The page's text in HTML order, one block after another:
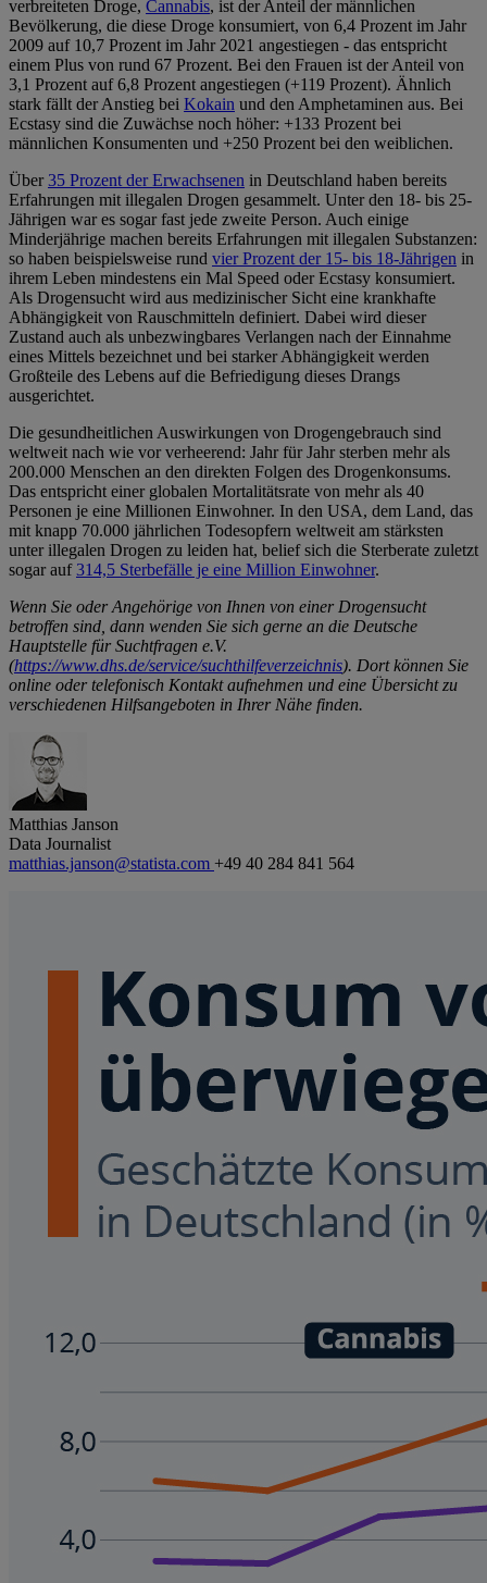
verbreiteten Droge, Cannabis, ist der Anteil der männlichen
Bevölkerung, die diese Droge konsumiert, von 6,4 Prozent im Jahr
2009 auf 10,7 Prozent im Jahr 2021 angestiegen - das entspricht
einem Plus von rund 67 Prozent. Bei den Frauen ist der Anteil von
3,1 Prozent auf 6,8 Prozent angestiegen (+119 Prozent). Ähnlich
stark fällt der Anstieg bei Kokain und den Amphetaminen aus. Bei
Ecstasy sind die Zuwächse noch höher: +133 Prozent bei
männlichen Konsumenten und +250 Prozent bei den weiblichen.
Über35 Prozent der Erwachsenen in Deutschland haben bereits
Erfahrungen mit illegalen Drogen gesammelt. Unter den 18- bis 25-
Jährigen war es sogar fast jede zweite Person. Auch einige
Minderjährige machen bereits Erfahrungen mit illegalen Substanzen:
so haben beispielsweise rund vier Prozent der 15- bis 18-Jährigen in
ihrem Leben mindestens ein Mal Speed oder Ecstasy konsumiert.
Als Drogensucht wird aus medizinischer Sicht eine krankhafte
Abhängigkeit von Rauschmitteln definiert. Dabei wird dieser
Zustand auch als unbezwingbares Verlangen nach der Einnahme
eines Mittels bezeichnet und bei starker Abhängigkeit werden
Großteile des Lebens auf die Befriedigung dieses Drangs
ausgerichtet.
Die gesundheitlichen Auswirkungen von Drogengebrauch sind
weltweit nach wie vor verheerend: Jahr für Jahr sterben mehr als
200.000 Menschen an den direkten Folgen des Drogenkonsums.
Das entspricht einer globalen Mortalitätsrate von mehr als 40
Personen je eine Millionen Einwohner. In den USA, dem Land, das
mit knapp 70.000 jährlichen Todesopfern weltweit am stärksten
unter illegalen Drogen zu leiden hat, belief sich die Sterberate zuletzt
sogar auf314,5 Sterbefälle je eine Million Einwohner.
Wenn Sie oder Angehörige von Ihnen von einer Drogensucht
betroffen sind, dann wenden Sie sich gerne an die Deutsche
Hauptstelle für Suchtfragen e.V.
(https://www.dhs.de/service/suchthilfeverzeichnis). Dort können Sie
online oder telefonisch Kontakt aufnehmen und eine Übersicht zu
verschiedenen Hilfsangeboten in Ihrer Nähe finden.
Matthias Janson
Data Journalist
matthias.janson@statista.com +49 40 284 841 564